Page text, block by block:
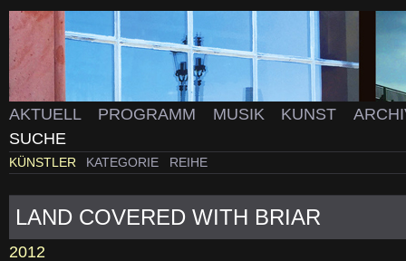
AKTUELL PROGRAMM MUSIK KUNST
SUCHE
KÜNSTLER KATEGORIE REIHE
LAND COVERED WITH BRIAR
2012